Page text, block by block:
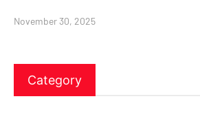
November 30, 2025
Category